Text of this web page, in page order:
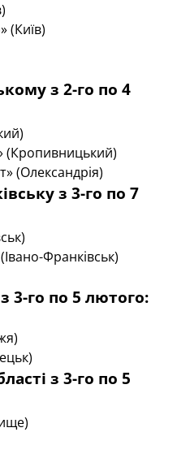
(Київ)
з 2-го по 4
(Олександрія)
з 3-го по 7
Франківськ)
3-го по 5 лютого:
з 3-го по 5